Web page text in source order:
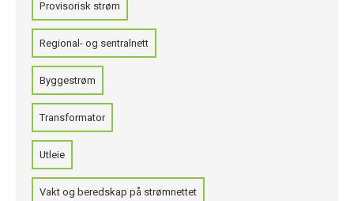
Provisorisk strøm
Regional- og sentralnett
Byggestrøm
Transformator
Utleie
Vakt og beredskap på strømnettet